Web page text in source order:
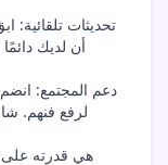
تحديثات تلقائية:
دعم المجتمع: